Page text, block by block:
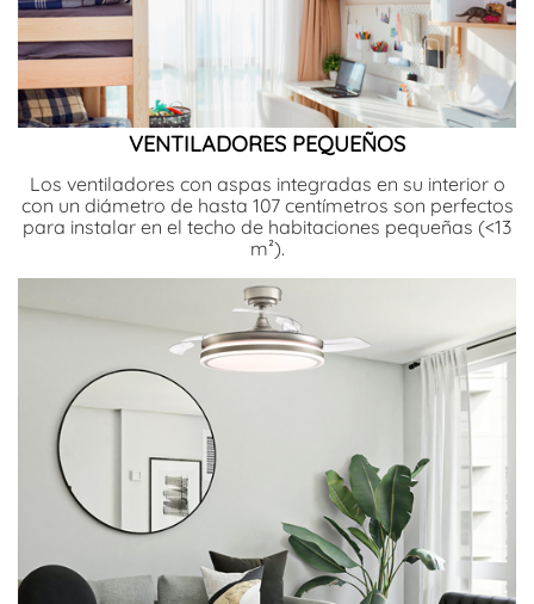
VENTILADORES PEQUEÑOS
Los ventiladores con aspas integradas en su interior o
con un diámetro de hasta 107 centímetros son perfectos
para instalar en el techo de habitaciones pequeñas (<13
m²).